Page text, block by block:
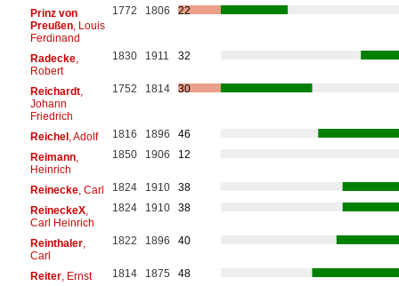
Prinz von
Preußen, Louis
Ferdinand
1772 1806 22
Radecke,
Robert
1830 1911 32
Reichardt,
Johann
Friedrich
1752 1814 30
Reichel, Adolf 1816 1896
46
Reimann,
Heinrich
1850 1906 12
Reinecke, Carl 1824 1910
38
ReineckeX,
Carl Heinrich
1824 1910 38
Reinthaler,
Carl
1822 1896 40
Reiter, Ernst 1814 1875
48